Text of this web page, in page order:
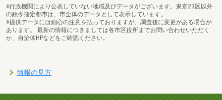
※行政機関により公表していない地域及びデータがございます。東京23区以外
の政令指定都市は、市全体のデータとして表示しています。
※提供データには細心の注意を払っておりますが、調査後に変更がある場合が
あります。 最新の情報につきましては各市区役所までお問い合わせいただく
か、自治体HPなどをご確認ください。
情報の見方